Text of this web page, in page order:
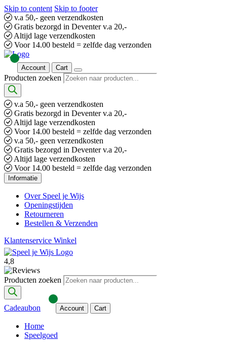
Skip to content Skip to footer
v.a 50,- geen verzendkosten
Gratis bezorgd in Deventer v.a 20,-
Altijd lage verzendkosten
Voor 14.00 besteld = zelfde dag verzonden
Account Cart
Producten zoeken
v.a 50,- geen verzendkosten
Gratis bezorgd in Deventer v.a 20,-
Altijd lage verzendkosten
Voor 14.00 besteld = zelfde dag verzonden
v.a 50,- geen verzendkosten
Gratis bezorgd in Deventer v.a 20,-
Altijd lage verzendkosten
Voor 14.00 besteld = zelfde dag verzonden
Informatie
Over Speel je Wijs
Openingstijden
Retourneren
Bestellen & Verzenden
Klantenservice Winkel
4,8
Producten zoeken
Cadeaubon Account Cart
Home
Speelgoed